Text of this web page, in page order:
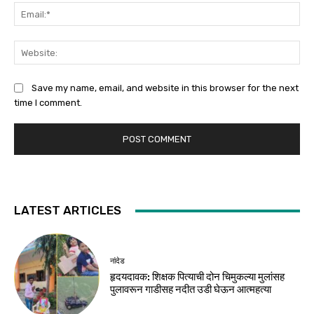
Save my name, email, and website in this browser for the next
time I comment.
LATEST ARTICLES
नांदेड
हृदयदावक: शिक्षक पित्याची दोन चिमुकल्या मुलांसह
पुलावरून गाडीसह नदीत उडी घेऊन आत्महत्या